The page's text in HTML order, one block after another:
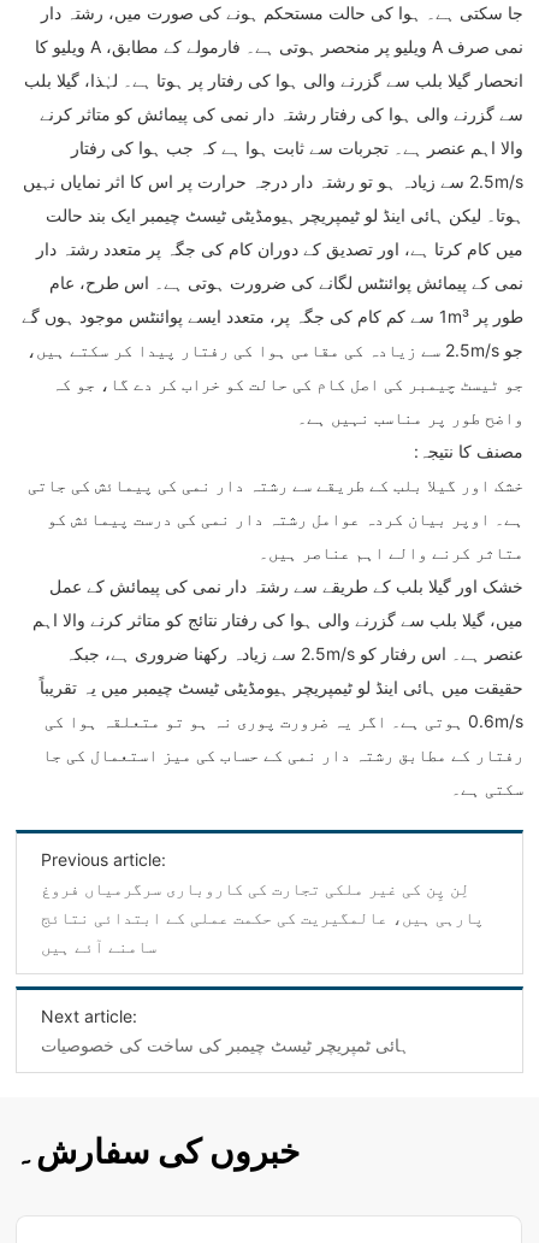
جا سکتی ہے۔ ہوا کی حالت مستحکم ہونے کی صورت میں، رشتہ دار
نمی صرف A ویلیو پر منحصر ہوتی ہے۔ فارمولے کے مطابق، A ویلیو کا
انحصار گیلا بلب سے گزرنے والی ہوا کی رفتار پر ہوتا ہے۔ لہٰذا، گیلا بلب
سے گزرنے والی ہوا کی رفتار رشتہ دار نمی کی پیمائش کو متاثر کرنے
والا اہم عنصر ہے۔ تجربات سے ثابت ہوا ہے کہ جب ہوا کی رفتار
2.5m/s سے زیادہ ہو تو رشتہ دار درجہ حرارت پر اس کا اثر نمایاں نہیں
ہوتا۔ لیکن ہائی اینڈ لو ٹیمپریچر ہیومڈیٹی ٹیسٹ چیمبر ایک بند حالت
میں کام کرتا ہے، اور تصدیق کے دوران کام کی جگہ پر متعدد رشتہ دار
نمی کے پیمائش پوائنٹس لگانے کی ضرورت ہوتی ہے۔ اس طرح، عام
طور پر 1m³ سے کم کام کی جگہ پر، متعدد ایسے پوائنٹس موجود ہوں گے
جو 2.5m/s سے زیادہ کی مقامی ہوا کی رفتار پیدا کر سکتے ہیں،
جو ٹیسٹ چیمبر کی اصل کام کی حالت کو خراب کر دے گا، جو کہ
واضح طور پر مناسب نہیں ہے۔
مصنف کا نتیجہ:
خشک اور گیلا بلب کے طریقے سے رشتہ دار نمی کی پیمائش کی جاتی
ہے۔ اوپر بیان کردہ عوامل رشتہ دار نمی کی درست پیمائش کو
متاثر کرنے والے اہم عناصر ہیں۔
خشک اور گیلا بلب کے طریقے سے رشتہ دار نمی کی پیمائش کے عمل
میں، گیلا بلب سے گزرنے والی ہوا کی رفتار نتائج کو متاثر کرنے والا اہم
عنصر ہے۔ اس رفتار کو 2.5m/s سے زیادہ رکھنا ضروری ہے، جبکہ
حقیقت میں ہائی اینڈ لو ٹیمپریچر ہیومڈیٹی ٹیسٹ چیمبر میں یہ تقریباً
0.6m/s ہوتی ہے۔ اگر یہ ضرورت پوری نہ ہو تو متعلقہ ہوا کی
رفتار کے مطابق رشتہ دار نمی کے حساب کی میز استعمال کی جا
سکتی ہے۔
Previous article:
لِن پِن کی غیر ملکی تجارت کی کاروباری سرگرمیاں فروغ
پارہی ہیں، عالمگیریت کی حکمت عملی کے ابتدائی نتائج
سامنے آئے ہیں
Next article:
ہائی ٹمپریچر ٹیسٹ چیمبر کی ساخت کی خصوصیات
خبروں کی سفارش۔